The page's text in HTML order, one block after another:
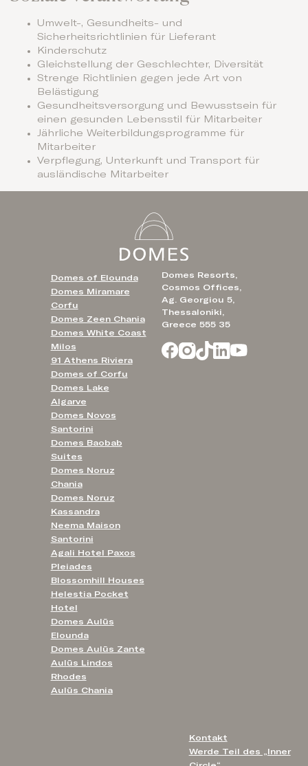
Umwelt-, Gesundheits- und
Sicherheitsrichtlinien für Lieferant
Kinderschutz
Gleichstellung der Geschlechter, Diversität
Strenge Richtlinien gegen jede Art von
Belästigung
Gesundheitsversorgung und Bewusstsein für
einen gesunden Lebensstil für Mitarbeiter
Jährliche Weiterbildungsprogramme für
Mitarbeiter
Verpflegung, Unterkunft und Transport für
ausländische Mitarbeiter
Domes Resorts,
Cosmos Offices,
Ag. Georgiou 5,
Thessaloniki,
Greece 555 35
Kontakt
Werde Teil des „Inner
Domes of Elounda
Domes Miramare
Corfu
Domes Zeen Chania
Domes White Coast
Milos
91 Athens Riviera
Domes of Corfu
Domes Lake
Algarve
Domes Novos
Santorini
Domes Baobab
Suites
Domes Noruz
Chania
Domes Noruz
Kassandra
Neema Maison
Santorini
Agali Hotel Paxos
Pleiades
Blossomhill Houses
Helestia Pocket
Hotel
Domes Aulūs
Elounda
Domes Aulūs Zante
Aulūs Lindos
Rhodes
Aulūs Chania